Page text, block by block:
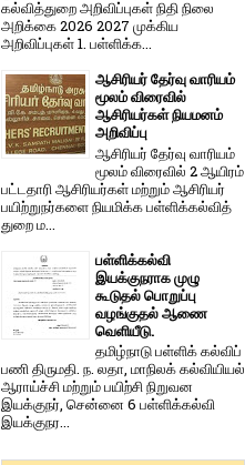
கல்வித்துறை அறிவிப்புகள் நிதி நிலை
அறிக்கை 2026 2027 முக்கிய
அறிவிப்புகள் 1. பள்ளிக்க...
ஆசிரியர் தேர்வு வாரியம்
மூலம் விரைவில்
ஆசிரியர்கள் நியமனம்
அறிவிப்பு
ஆசிரியர் தேர்வு வாரி​யம்
மூலம் விரை​வில் 2 ஆயிரம்
பட்​ட​தாரி ஆசிரியர்​கள் மற்​றும் ஆசிரியர்
பயிற்றுநர்​களை நியமிக்க பள்​ளிக்​கல்​வித்​
துறை ம...
பள்ளிக்கல்வி
இயக்குநராக முழு
கூடுதல் பொறுப்பு
வழங்குதல் ஆணை
வெளியீடு.
தமிழ்நாடு பள்ளிக் கல்விப்
பணி திருமதி. ந. லதா, மாநிலக் கல்வியியல்
ஆராய்ச்சி மற்றும் பயிற்சி நிறுவன
இயக்குநர், சென்னை 6 பள்ளிக்கல்வி
இயக்குநர...